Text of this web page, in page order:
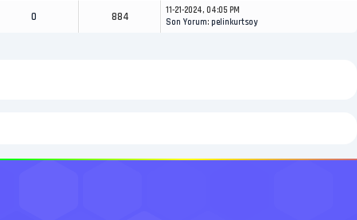
0 884
11-21-2024, 04:05 PM
Son Yorum: pelinkurtsoy